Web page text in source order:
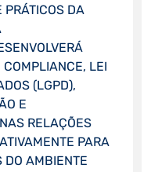
PRÁTICOS DA
LEI
(LGPD),
E
RELAÇÕES
PARA
DO AMBIENTE